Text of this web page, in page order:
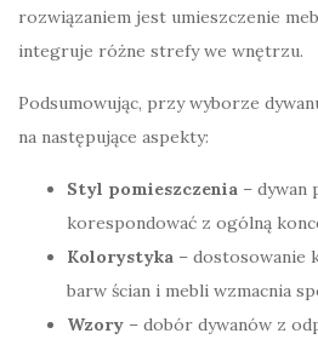
rozwiązaniem jest umieszczenie
integruje różne strefy we wnętrzu.
Podsumowując, przy wyborze
na następujące aspekty:
Styl pomieszczenia – dywan
korespondować z ogólną
Kolorystyka – dostosowanie
barw ścian i mebli wzmacnia
Wzory – dobór dywanów z